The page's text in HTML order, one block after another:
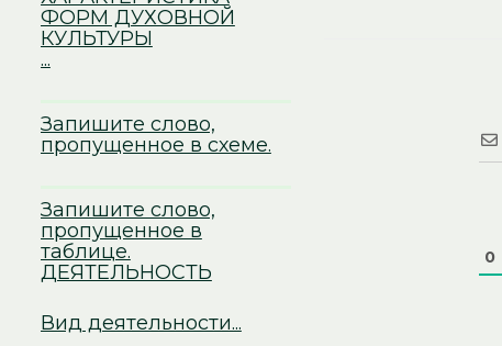
0
ФОРМ ДУХОВНОЙ
КУЛЬТУРЫ
...
Запишите слово,
пропущенное в схеме.
Запишите слово,
пропущенное в
таблице.
ДЕЯТЕЛЬНОСТЬ
Вид деятельности...